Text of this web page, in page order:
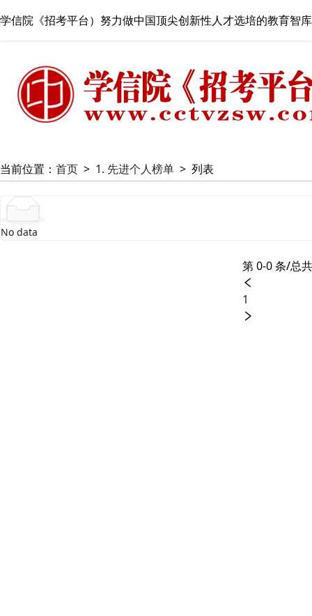
学信院《招考平台）努力做中国顶尖创新性人才选培的教育智库
当前位置： 首页 > 1. 先进个人榜单 > 列表
No data
第 0-0 条/总
1